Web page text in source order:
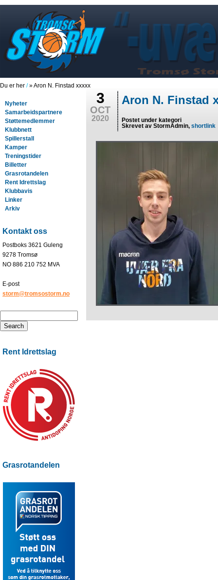
Du er her /» Aron N. Finstad xxxxx
Nyheter
Samarbeidspartnere
Støttemedlemmer
Klubbnett
Spillerstall
Kamper
Treningstider
Billetter
Grasrotandelen
Rent Idrettslag
Klubbavis
Linker
Arkiv
Kontakt oss
Postboks 3621 Guleng
9278 Tromsø
NO 886 210 752 MVA
E-post
storm@tromsostorm.no
Rent Idrettslag
Grasrotandelen
3
OCT
2020
Aron N. Finstad
Postet under kategori
Skrevet av StormAdmin,shortlink